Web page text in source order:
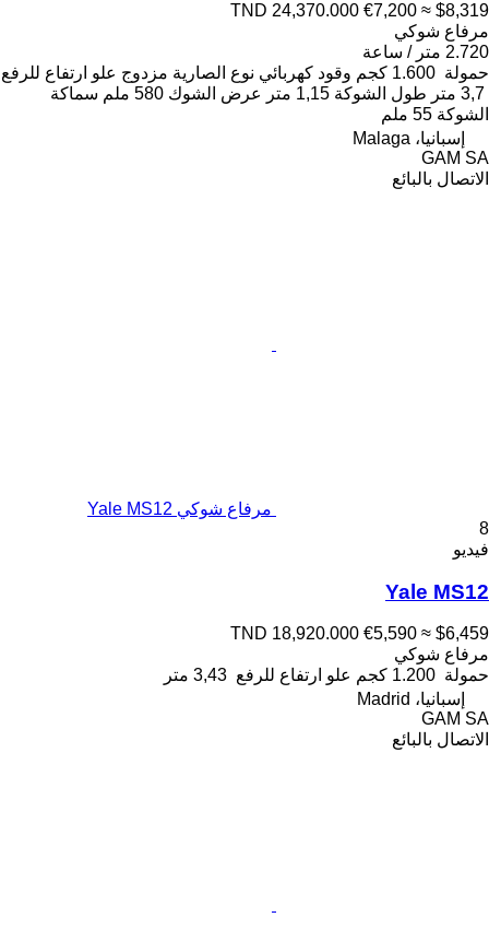
TND 24,370.000 €7,200 ≈ $8,319
مرفاع شوكي
2.720 متر / ساعة
حمولة 1.600 كجم وقود كهربائي نوع الصارية مزدوج علو ارتفاع للرفع
3,7 متر
طول الشوكة 1,15 متر عرض الشوك 580 ملم
سماكة
الشوكة 55 ملم
إسبانيا، Malaga
GAM SA
الاتصال بالبائع
مرفاع شوكي Yale MS12
8
فيديو
Yale MS12
TND 18,920.000 €5,590 ≈ $6,459
مرفاع شوكي
حمولة 1.200 كجم علو ارتفاع للرفع 3,43 متر
إسبانيا، Madrid
GAM SA
الاتصال بالبائع